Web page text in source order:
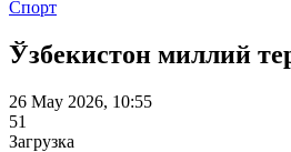
Спорт
Ўзбекистон миллий
26 May 2026, 10:55
51
Загрузка